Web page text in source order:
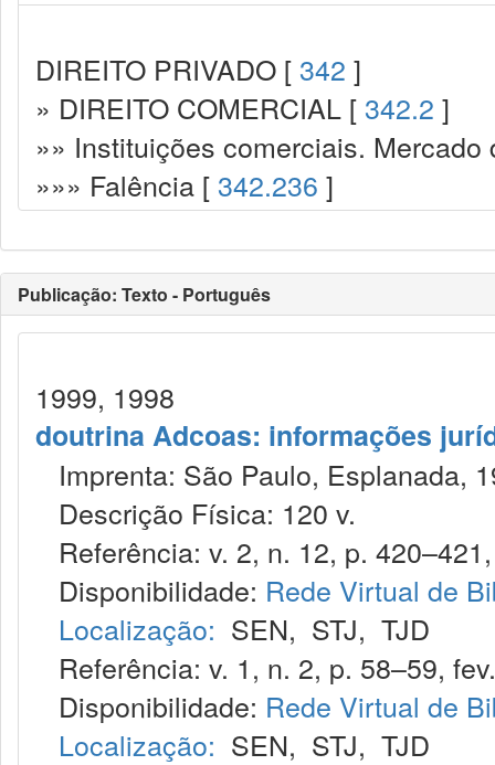
DIREITO PRIVADO [ 342 ]
» DIREITO COMERCIAL [ 342.2 ]
»» Instituições comerciais.
»»» Falência [ 342.236 ]
Publicação: Texto - Português
1999, 1998
doutrina Adcoas: informações
Imprenta: São Paulo, Esplanada,
Descrição Física: 120 v.
Referência: v. 2, n. 12, p.
Disponibilidade: Rede Virtual de
Localização: SEN, STJ, TJD
Referência: v. 1, n. 2, p. 58–59,
Disponibilidade: Rede Virtual de
Localização: SEN, STJ, TJD